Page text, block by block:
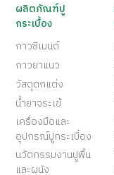
ผลิตภัณฑ์ปู
กระเบื้อง
กาวซีเมนต์
กาวยาแนว
วัสดุตกแต่ง
น้ำยาจระเข้
เครื่องมือและ
อุปกรณ์ปูกระเบื้อง
นวัตกรรมงานปูพื้น
และผนัง